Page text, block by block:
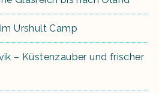
Urshult Camp
– Küstenzauber und frischer